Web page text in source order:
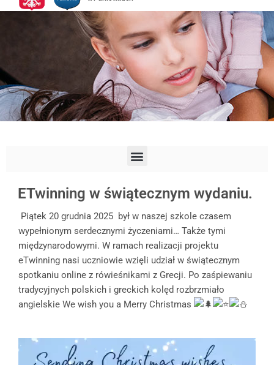
ETwinning w świątecznym wydaniu.
Piątek 20 grudnia 2025 był w naszej szkole czasem
wypełnionym serdecznymi życzeniami… Także tymi
międzynarodowymi. W ramach realizacji projektu
eTwinning nasi uczniowie wzięli udział w świątecznym
spotkaniu online z rówieśnikami z Grecji. Po zaśpiewaniu
tradycyjnych polskich i greckich kolęd rozbrzmiało
angielskie We wish you a Merry Christmas